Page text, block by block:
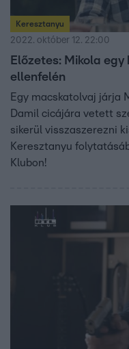
Keresztanyu
2022. október 12. 22:00
Előzetes: Mikola
ellenfelén
Egy macskatolvaj járja
Damil cicájára vetett
sikerül visszaszerezni
Keresztanyu
Klubon!